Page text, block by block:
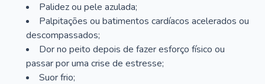
Palidez ou pele azulada;
Palpitações ou batimentos cardíacos acelerados ou
descompassados;
Dor no peito depois de fazer esforço físico ou
passar por uma crise de estresse;
Suor frio;